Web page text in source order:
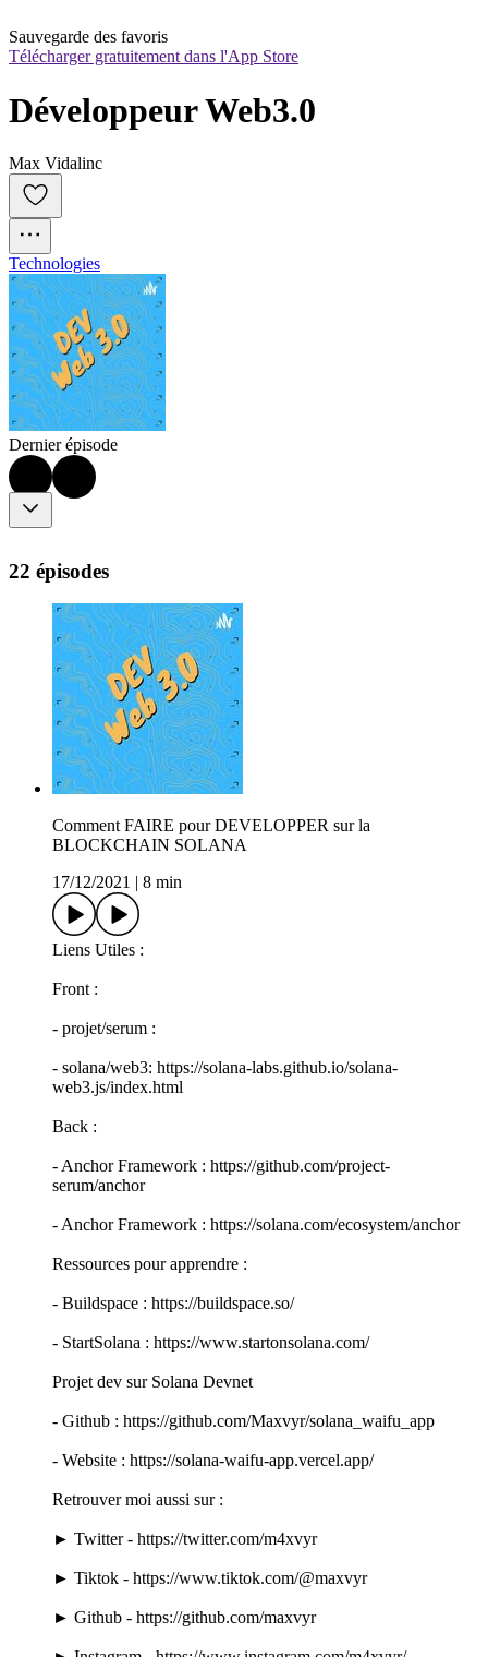
Sauvegarde des favoris
Télécharger gratuitement dans l'App Store
Développeur Web3.0
Max Vidalinc
Technologies
Dernier épisode
22 épisodes
Comment FAIRE pour DEVELOPPER sur la
BLOCKCHAIN SOLANA
17/12/2021
8 min
Liens Utiles :
Front :
- projet/serum :
- solana/web3: https://solana-labs.github.io/solana-
web3.js/index.html
Back :
- Anchor Framework : https://github.com/project-
serum/anchor
- Anchor Framework : https://solana.com/ecosystem/anchor
Ressources pour apprendre :
- Buildspace : https://buildspace.so/
- StartSolana : https://www.startonsolana.com/
Projet dev sur Solana Devnet
- Github : https://github.com/Maxvyr/solana_waifu_app
- Website : https://solana-waifu-app.vercel.app/
Retrouver moi aussi sur :
► Twitter - https://twitter.com/m4xvyr
► Tiktok - https://www.tiktok.com/@maxvyr
► Github - https://github.com/maxvyr